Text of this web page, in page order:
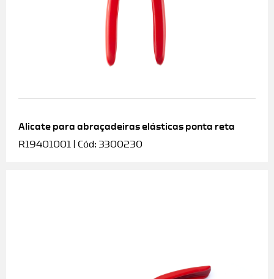
Alicate para abraçadeiras elásticas ponta reta
R19401001 | Cód: 3300230